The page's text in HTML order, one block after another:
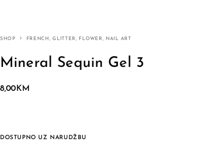
SHOP FRENCH, GLITTER, FLOWER, NAIL ART
Mineral Sequin Gel 3
8,00 KM
DOSTUPNO UZ NARUDŽBU